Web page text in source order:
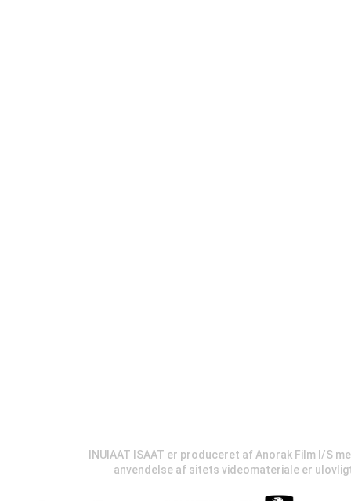
INUIAAT ISAAT er produceret af Anorak Film I/S
anvendelse af sitets videomateriale er